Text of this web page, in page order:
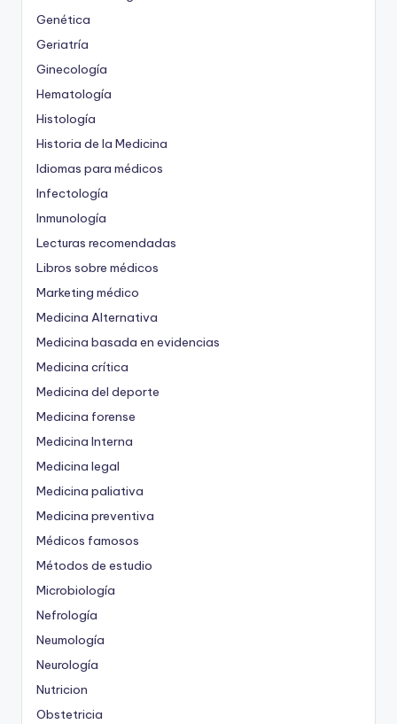
Genética
Geriatría
Ginecología
Hematología
Histología
Historia de la Medicina
Idiomas para médicos
Infectología
Inmunología
Lecturas recomendadas
Libros sobre médicos
Marketing médico
Medicina Alternativa
Medicina basada en evidencias
Medicina crítica
Medicina del deporte
Medicina forense
Medicina Interna
Medicina legal
Medicina paliativa
Medicina preventiva
Médicos famosos
Métodos de estudio
Microbiología
Nefrología
Neumología
Neurología
Nutricion
Obstetricia